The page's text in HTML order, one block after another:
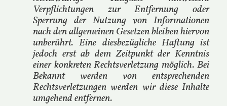
Verpflichtungen zur Entfernung oder
Sperrung der Nutzung von Informationen
nach den allgemeinen Gesetzen bleiben hiervon
unberührt. Eine diesbezügliche Haftung ist
jedoch erst ab dem Zeitpunkt der Kenntnis
einer konkreten Rechtsverletzung möglich. Bei
Bekannt werden von entsprechenden
Rechtsverletzungen werden wir diese Inhalte
umgehend entfernen.